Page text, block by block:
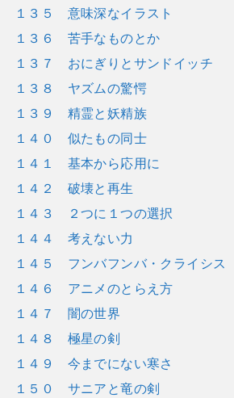
１３５ 意味深なイラスト
１３６ 苦手なものとか
１３７ おにぎりとサンドイッチ
１３８ ヤズムの驚愕
１３９ 精霊と妖精族
１４０ 似たもの同士
１４１ 基本から応用に
１４２ 破壊と再生
１４３ ２つに１つの選択
１４４ 考えない力
１４５ フンバフンバ・クライシス
１４６ アニメのとらえ方
１４７ 闇の世界
１４８ 極星の剣
１４９ 今までにない寒さ
１５０ サニアと竜の剣